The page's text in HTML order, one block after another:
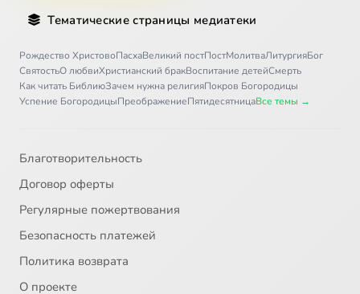
Тематические страницы медиатеки
Рождество ХристовоПасхаВеликий постПостМолитваЛитургияБог
СвятостьО любвиХристианский бракВоспитание детейСмерть
Как читать БиблиюЗачем нужна религияПокров Богородицы
Успение БогородицыПреображениеПятидесятницаВсе темы →
Благотворительность
Договор оферты
Регулярные пожертвования
Безопасность платежей
Политика возврата
О проекте